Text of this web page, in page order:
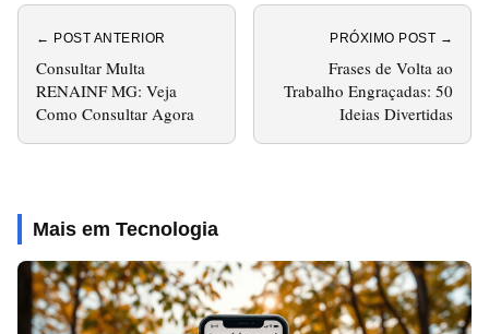
← POST ANTERIOR
Consultar Multa
RENAINF MG: Veja
Como Consultar Agora
PRÓXIMO POST →
Frases de Volta ao
Trabalho Engraçadas: 50
Ideias Divertidas
Mais em Tecnologia